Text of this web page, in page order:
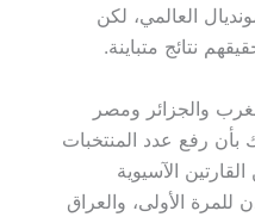
العالمي، لكن
نتائج متباينة.
الشمالية المغرب والجزائر ومصر
بأن رفع عدد المنتخبات
أكبر من القارتين الآسيوية
للمرة الأولى، والعراق